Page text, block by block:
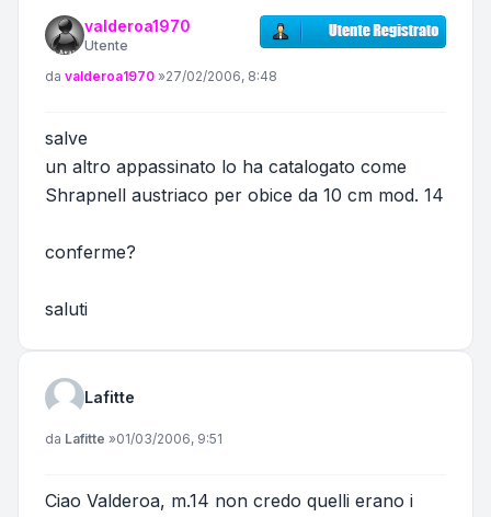
valderoa1970
Utente
Messaggio
da valderoa1970 »27/02/2006, 8:48
salve
un altro appassinato lo ha catalogato come
Shrapnell austriaco per obice da 10 cm mod. 14
conferme?
saluti
Lafitte
Messaggio
da Lafitte »01/03/2006, 9:51
Ciao Valderoa, m.14 non credo quelli erano i